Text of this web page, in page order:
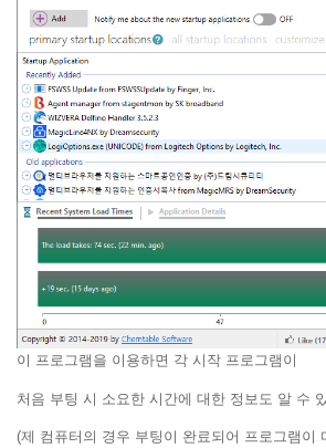
이 프로그램을 이용하면 각 시작 프로그램이
처음 부팅 시 소요한 시간에 대한 정보도 알 수
(제 컴퓨터의 경우 부팅이 완료되어 프로그램이